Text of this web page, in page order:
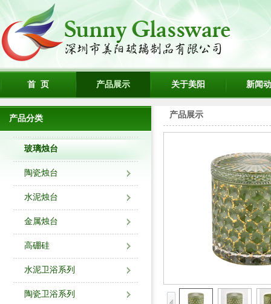
首 页 产品展示 关于美阳 新闻
产品分类
玻璃烛台
陶瓷烛台
水泥烛台
金属烛台
高硼硅
水泥卫浴系列
陶瓷卫浴系列
产品展示